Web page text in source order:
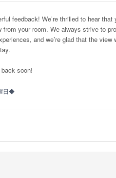
feedback! We’re thrilled to hear that
from your room. We always strive to
and we’re glad that the view
soon!
日◆